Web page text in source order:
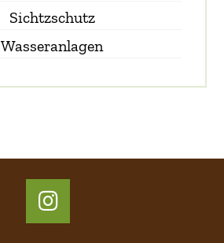
Sichtzschutz
Wasseranlagen